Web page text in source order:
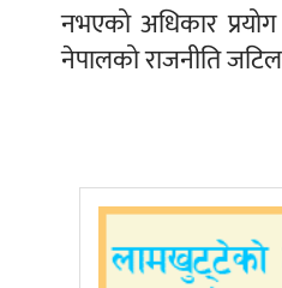
नभएको अधिकार प्रयोग
नेपालको राजनीति